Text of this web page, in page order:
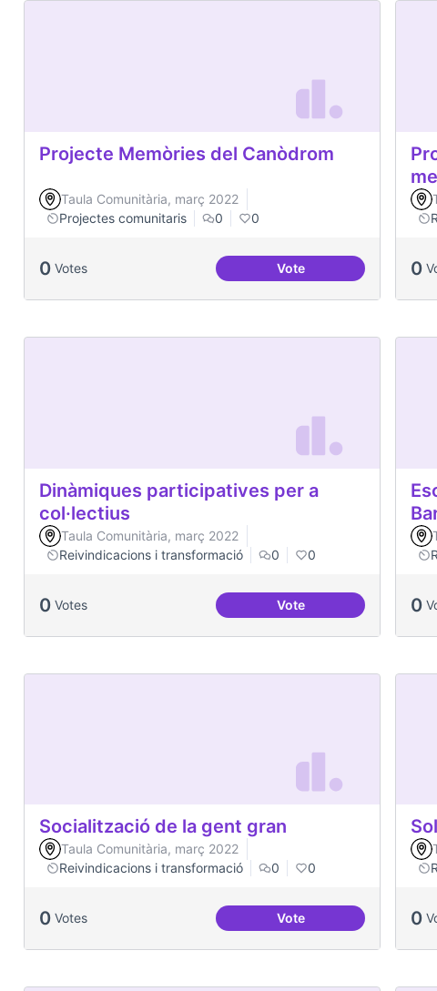
Projecte Memòries del Canòdrom
Taula Comunitària, març 2022
Projectes comunitaris
0 0
0 Votes VoteProjecte Memòries del
0
Dinàmiques participatives per a
col·lectius
Taula Comunitària, març 2022
Reivindicacions i transformació
0 0
0 Votes VoteDinàmiques 0
Socialització de la gent gran
Taula Comunitària, març 2022
Reivindicacions i transformació
0 0
0 Votes VoteSocialització de la gent
0